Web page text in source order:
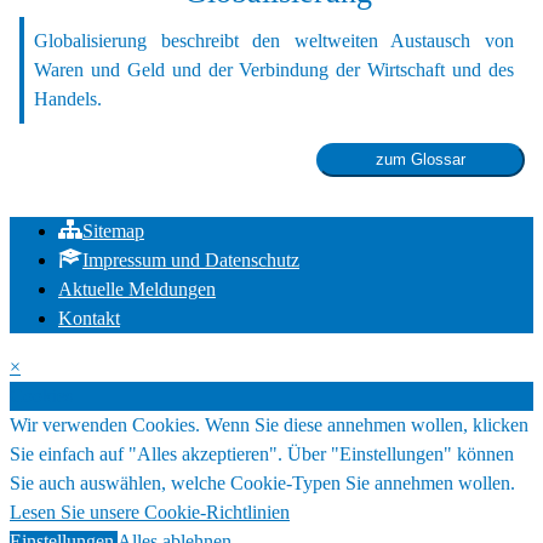
Globalisierung beschreibt den weltweiten Austausch von
Waren und Geld und der Verbindung der Wirtschaft und des
Handels.
Sitemap
Impressum und Datenschutz
Aktuelle Meldungen
Kontakt
×
Wir verwenden Cookies. Wenn Sie diese annehmen wollen, klicken
Sie einfach auf "Alles akzeptieren". Über "Einstellungen" können
Sie auch auswählen, welche Cookie-Typen Sie annehmen wollen.
Lesen Sie unsere Cookie-Richtlinien